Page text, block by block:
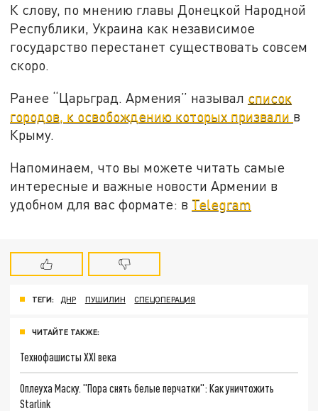
К слову, по мнению главы Донецкой Народной
Республики, Украина как независимое
государство перестанет существовать совсем
скоро.
Ранее “Царьград. Армения” называл список
городов, к освобождению которых призвали в
Крыму.
Напоминаем, что вы можете читать самые
интересные и важные новости Армении в
удобном для вас формате: в Telegram
ТЕГИ: ДНР ПУШИЛИН СПЕЦОПЕРАЦИЯ
ЧИТАЙТЕ ТАКЖЕ:
Технофашисты XXI века
Оплеуха Маску. "Пора снять белые перчатки": Как уничтожить
Starlink